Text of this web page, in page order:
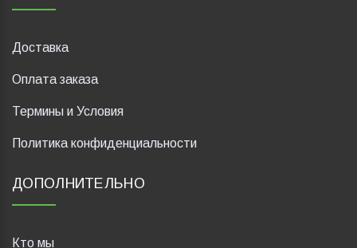
Доставка
Оплата заказа
Термины и Условия
Политика конфиденциальности
ДОПОЛНИТЕЛЬНО
Кто мы